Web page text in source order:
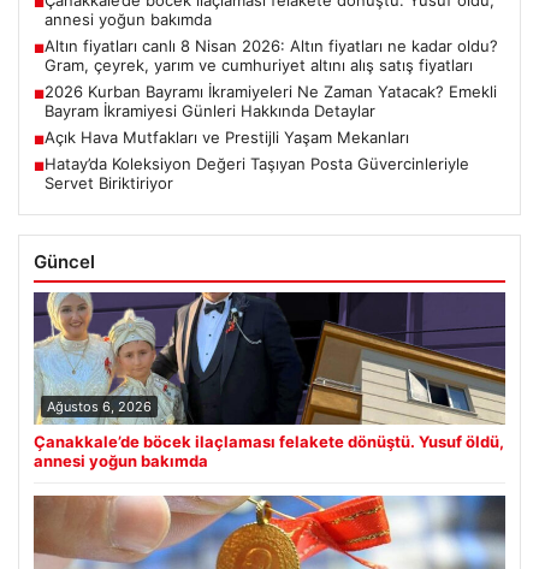
annesi yoğun bakımda
■Altın fiyatları canlı 8 Nisan 2026: Altın fiyatları ne kadar oldu?
Gram, çeyrek, yarım ve cumhuriyet altını alış satış fiyatları
■2026 Kurban Bayramı İkramiyeleri Ne Zaman Yatacak? Emekli
Bayram İkramiyesi Günleri Hakkında Detaylar
■Açık Hava Mutfakları ve Prestijli Yaşam Mekanları
■Hatay’da Koleksiyon Değeri Taşıyan Posta Güvercinleriyle
Servet Biriktiriyor
Güncel
Ağustos 6, 2026
Çanakkale’de böcek ilaçlaması felakete dönüştü. Yusuf öldü,
annesi yoğun bakımda